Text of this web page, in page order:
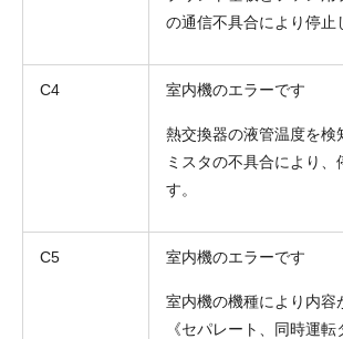
の通信不具合により停止
C4 室内機のエラーです
熱交換器の液管温度を検
ミスタの不具合により、
す。
C5 室内機のエラーです
室内機の機種により内容
《セパレート、同時運